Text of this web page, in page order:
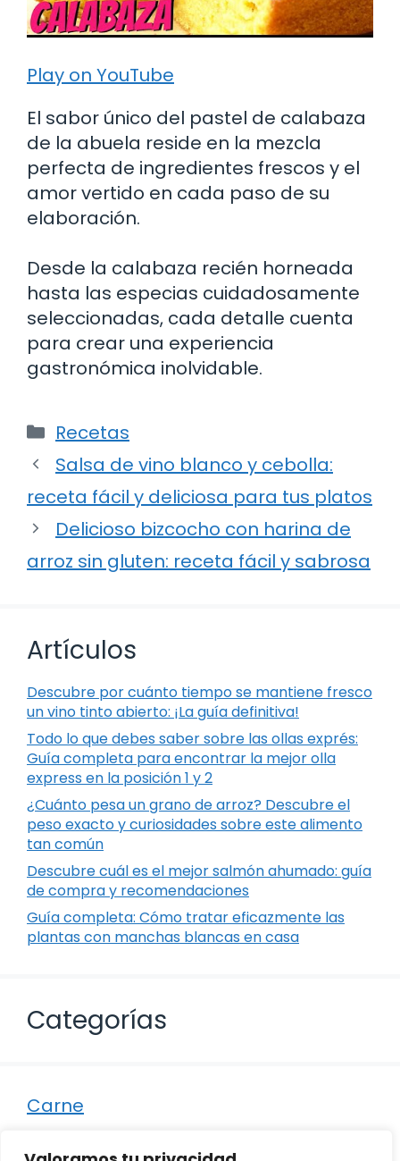
Play on YouTube
El sabor único del pastel de calabaza
de la abuela reside en la mezcla
perfecta de ingredientes frescos y el
amor vertido en cada paso de su
elaboración.
Desde la calabaza recién horneada
hasta las especias cuidadosamente
seleccionadas, cada detalle cuenta
para crear una experiencia
gastronómica inolvidable.
Categorías
Recetas
Salsa de vino blanco y cebolla:
receta fácil y deliciosa para tus platos
Delicioso bizcocho con harina de
arroz sin gluten: receta fácil y sabrosa
Artículos
Descubre por cuánto tiempo se mantiene fresco
un vino tinto abierto: ¡La guía definitiva!
Todo lo que debes saber sobre las ollas exprés:
Guía completa para encontrar la mejor olla
express en la posición 1 y 2
¿Cuánto pesa un grano de arroz? Descubre el
peso exacto y curiosidades sobre este alimento
tan común
Descubre cuál es el mejor salmón ahumado: guía
de compra y recomendaciones
Guía completa: Cómo tratar eficazmente las
plantas con manchas blancas en casa
Categorías
Carne